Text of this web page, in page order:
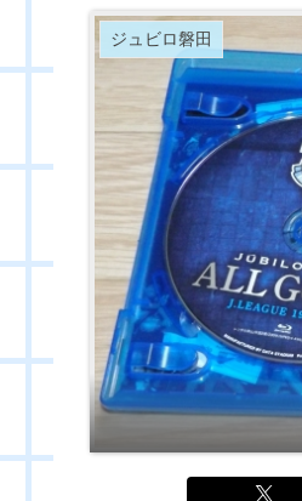
ジュビロ磐田